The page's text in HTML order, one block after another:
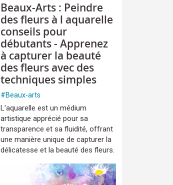
Beaux-Arts : Peindre
des fleurs à l aquarelle
conseils pour
débutants - Apprenez
à capturer la beauté
des fleurs avec des
techniques simples
#Beaux-arts
L'aquarelle est un médium
artistique apprécié pour sa
transparence et sa fluidité, offrant
une manière unique de capturer la
délicatesse et la beauté des fleurs.